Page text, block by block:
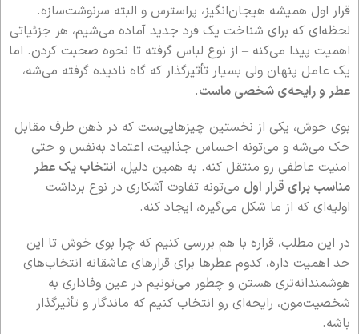
قرار اول همیشه هیجان‌انگیز، پراسترس و البته سرنوشت‌سازه.
لحظه‌ای که برای شناخت یک فرد جدید آماده می‌شیم، هر جزئیاتی
اهمیت پیدا می‌کنه – از نوع لباس گرفته تا نحوه صحبت کردن. اما
یک عامل پنهان ولی بسیار تأثیرگذار که گاه نادیده گرفته می‌شه،
عطر و رایحه‌ی شخصی ماست.
بوی خوش، یکی از نخستین چیزهایی‌ست که در ذهن طرف مقابل
حک می‌شه و می‌تونه احساس جذابیت، اعتماد به‌نفس و حتی
امنیت عاطفی رو منتقل کنه. به همین دلیل، انتخاب یک عطر
مناسب برای قرار اول می‌تونه تفاوت آشکاری در نوع برداشت
اولیه‌ای که از ما شکل می‌گیره، ایجاد کنه.
در این مطلب، قراره با هم بررسی کنیم که چرا بوی خوش تا این
حد اهمیت داره، کدوم عطرها برای قرارهای عاشقانه انتخاب‌های
هوشمندانه‌تری هستن و چطور می‌تونیم در عین وفاداری به
شخصیت‌مون، رایحه‌ای رو انتخاب کنیم که ماندگار و تأثیرگذار
باشه.